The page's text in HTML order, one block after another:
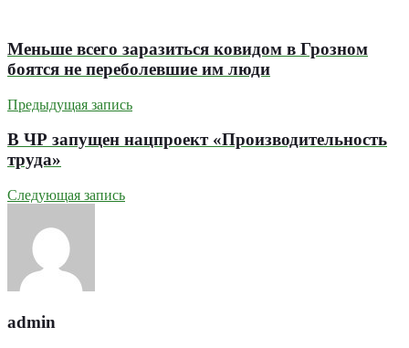
Меньше всего заразиться ковидом в Грозном
боятся не переболевшие им люди
Предыдущая запись
В ЧР запущен нацпроект «Производительность
труда»
Следующая запись
admin